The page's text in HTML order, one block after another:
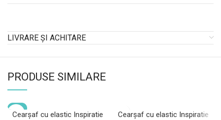
LIVRARE ȘI ACHITARE
PRODUSE SIMILARE
Cearșaf cu elastic Inspiratie
Cearșaf cu elastic Inspiratie